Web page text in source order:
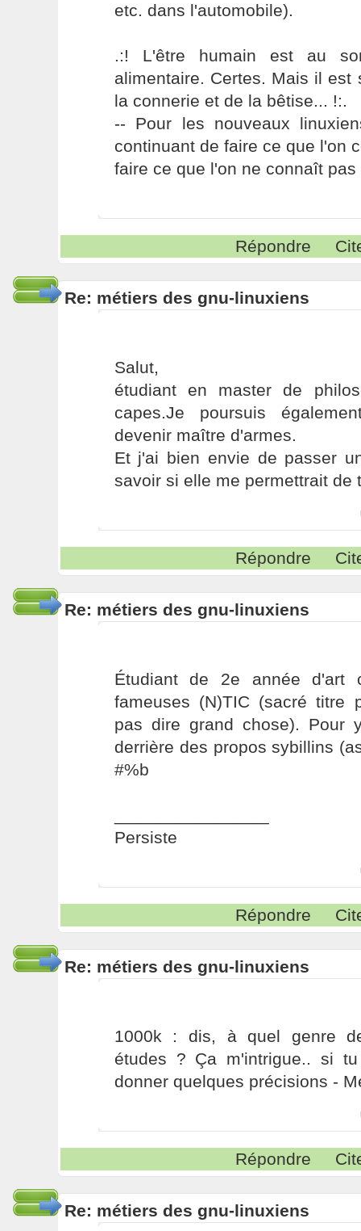
etc. dans l'automobile).
.:! L'être humain est au
alimentaire. Certes. Mais il est
la connerie et de la bêtise... !:.
-- Pour les nouveaux
continuant de faire ce que l'on
faire ce que l'on ne connaît pas
Répondre
Re: métiers des gnu-linuxiens
Salut,
étudiant en master de
capes.Je poursuis
devenir maître d'armes.
Et j'ai bien envie de passer
savoir si elle me permettrait de
Répondre
Re: métiers des gnu-linuxiens
Étudiant de 2e année d'art
fameuses (N)TIC (sacré titre
pas dire grand chose). Pour
derrière des propos sybillins
#%b
Persiste
Répondre
Re: métiers des gnu-linuxiens
1000k : dis, à quel genre
études ? Ça m'intrigue.. si
donner quelques précisions -
Répondre
Re: métiers des gnu-linuxiens